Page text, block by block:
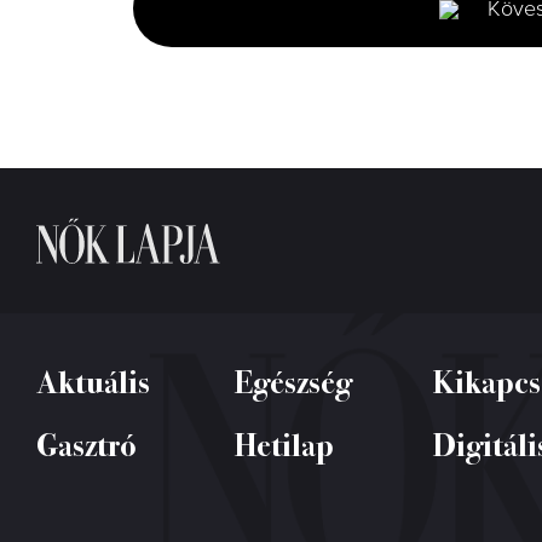
6
seconds
Aktuális Egészség
Kikapcs
Gasztró
Hetilap